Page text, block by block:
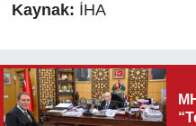
Kaynak: İHA